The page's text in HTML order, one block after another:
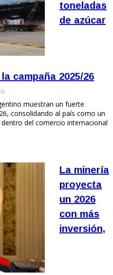
toneladas
de azúcar
campaña 2025/26
muestran un fuerte
consolidando al país como un
del comercio internacional
La minería
proyecta
un 2026
con más
inversión,